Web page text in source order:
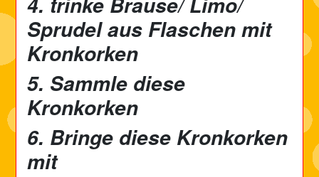
Sprudel aus Flaschen mit
Kronkorken
5. Sammle diese
Kronkorken
6. Bringe diese Kronkorken
mit